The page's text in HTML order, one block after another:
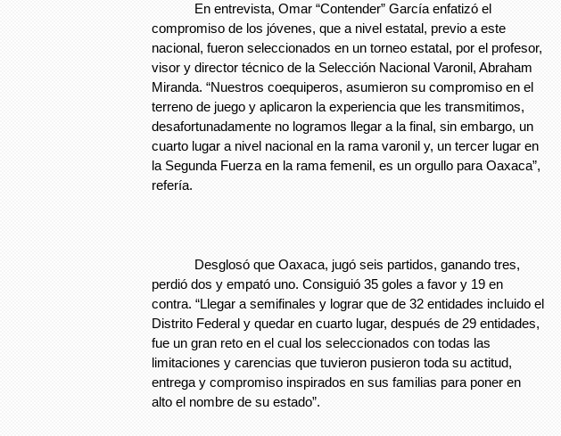
En entrevista, Omar “Contender” García enfatizó el
compromiso de los jóvenes, que a nivel estatal, previo a este
nacional, fueron seleccionados en un torneo estatal, por el profesor,
visor y director técnico de la Selección Nacional Varonil, Abraham
Miranda. “Nuestros coequiperos, asumieron su compromiso en el
terreno de juego y aplicaron la experiencia que les transmitimos,
desafortunadamente no logramos llegar a la final, sin embargo, un
cuarto lugar a nivel nacional en la rama varonil y, un tercer lugar en
la Segunda Fuerza en la rama femenil, es un orgullo para Oaxaca”,
refería.
Desglosó que Oaxaca, jugó seis partidos, ganando tres,
perdió dos y empató uno. Consiguió 35 goles a favor y 19 en
contra. “Llegar a semifinales y lograr que de 32 entidades incluido el
Distrito Federal y quedar en cuarto lugar, después de 29 entidades,
fue un gran reto en el cual los seleccionados con todas las
limitaciones y carencias que tuvieron pusieron toda su actitud,
entrega y compromiso inspirados en sus familias para poner en
alto el nombre de su estado”.